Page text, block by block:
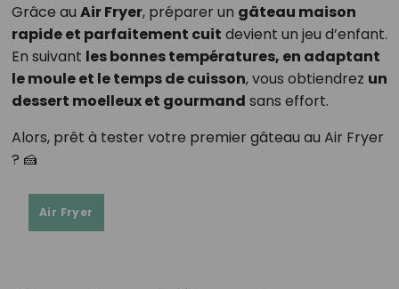
Grâce au Air Fryer, préparer un gâteau maison
rapide et parfaitement cuit devient un jeu d’enfant.
En suivant les bonnes températures, en adaptant
le moule et le temps de cuisson, vous obtiendrez un
dessert moelleux et gourmand sans effort.
Alors, prêt à tester votre premier gâteau au Air Fryer
? 🍰
Air Fryer